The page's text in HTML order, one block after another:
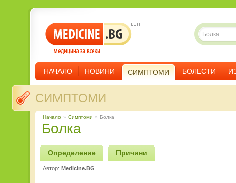
НАЧАЛО НОВИНИ СИМПТОМИ БОЛЕСТИ
СИМПТОМИ
Начало » Симптоми » Болка
Болка
Определение Причини
Автор: Medicine.BG